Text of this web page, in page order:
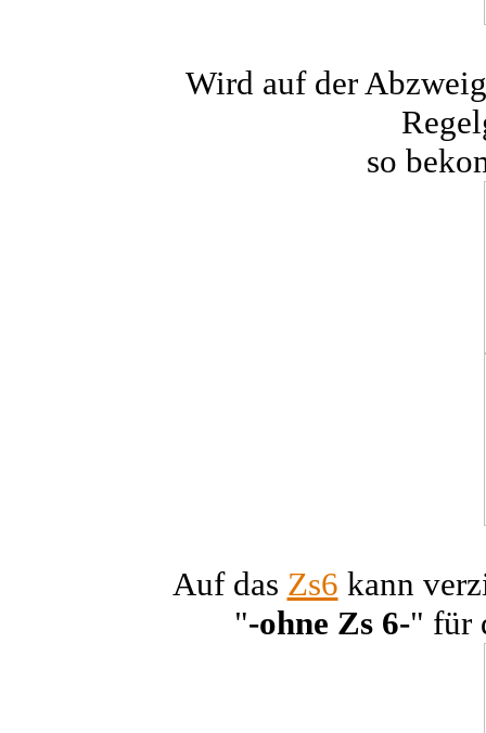
Wird auf der
so
Auf das Zs6 kann
"-ohne Zs 6-" für